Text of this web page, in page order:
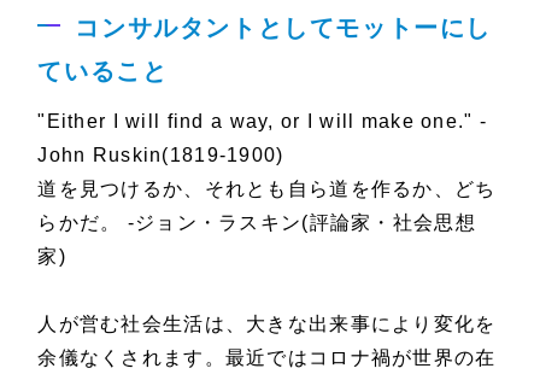
コンサルタントとしてモットーにし
ていること
"Either I will find a way, or I will make one." -
John Ruskin(1819-1900)
道を見つけるか、それとも自ら道を作るか、どち
らかだ。 -ジョン・ラスキン(評論家・社会思想
家)
人が営む社会生活は、大きな出来事により変化を
余儀なくされます。最近ではコロナ禍が世界の在